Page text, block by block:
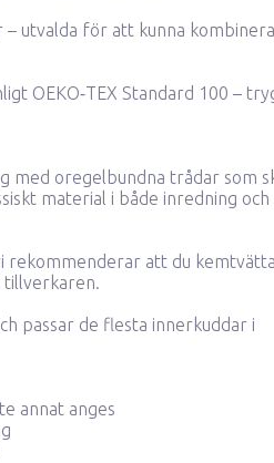
utvalda för att kunna
OEKO‑TEX Standard 100 –
med oregelbundna trådar som
material i både inredning och
rekommenderar att du
passar de flesta innerkuddar i
annat anges